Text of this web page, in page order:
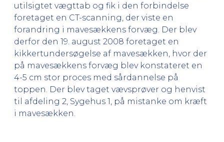
utilsigtet vægttab og fik i den forbindelse
foretaget en CT-scanning, der viste en
forandring i mavesækkens forvæg. Der blev
derfor den 19. august 2008 foretaget en
kikkertundersøgelse af mavesækken, hvor der
på mavesækkens forvæg blev konstateret en
4-5 cm stor proces med sårdannelse på
toppen. Der blev taget vævsprøver og henvist
til afdeling 2, Sygehus 1, på mistanke om kræft
i mavesækken.